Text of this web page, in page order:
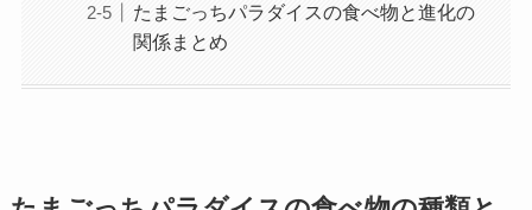
たまごっちパラダイスの食べ物と進化の
関係まとめ